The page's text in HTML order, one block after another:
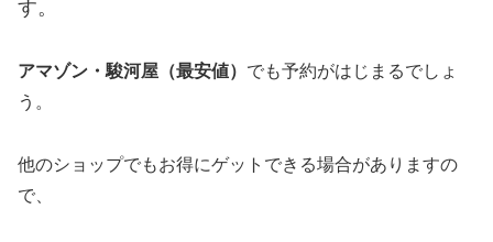
す。
アマゾン・駿河屋（最安値） でも予約がはじまるでしょ
う。
他のショップでもお得にゲットできる場合がありますの
で、